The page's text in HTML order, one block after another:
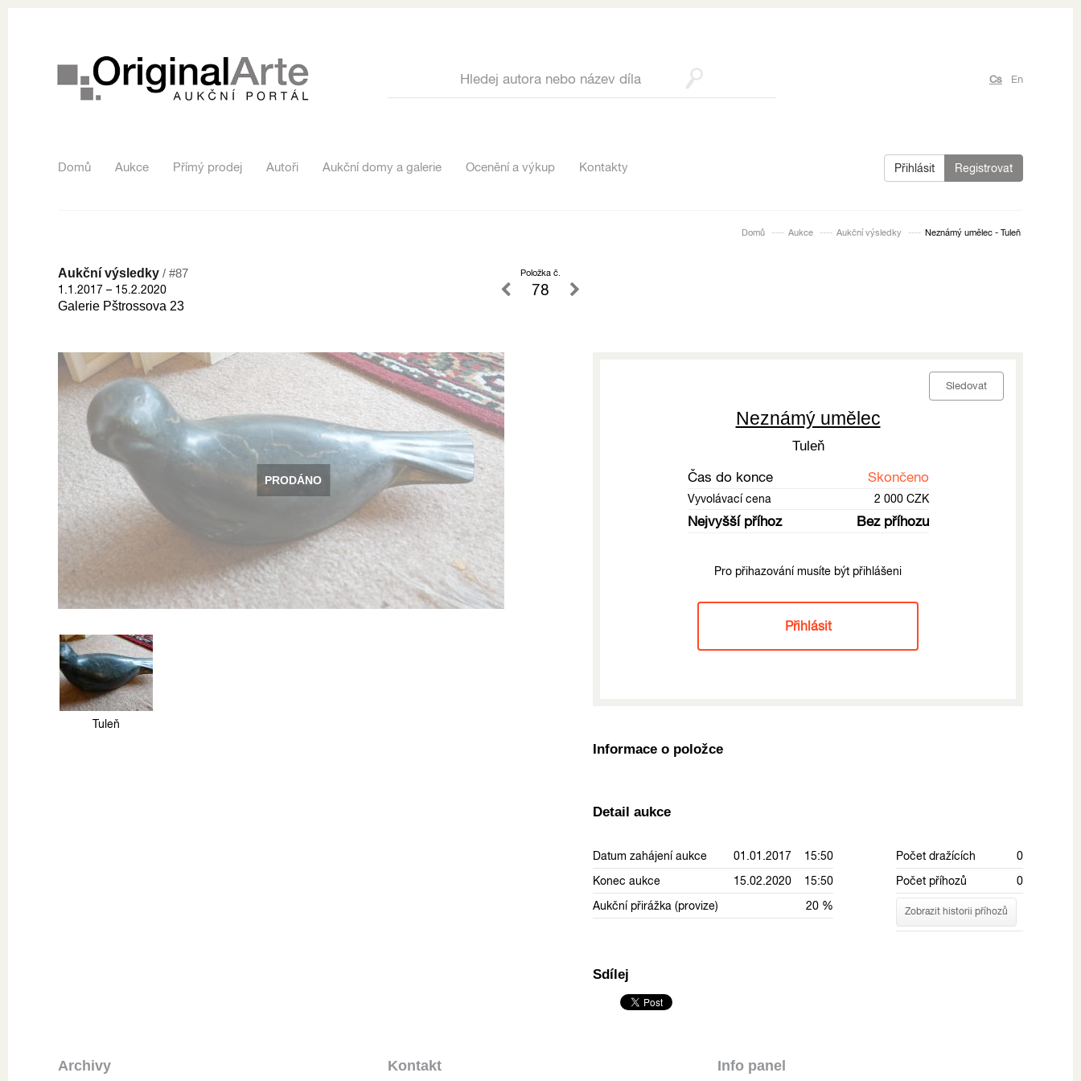
Cs En
Domů Aukce Přímý prodej Autoři Aukční domy a galerie Ocenění a výkup Kontakty Přihlásit Registrovat
Domů Aukce Aukční výsledky Neznámý umělec - Tuleň
Aukční výsledky / #87
1.1.2017 – 15.2.2020
Galerie Pštrossova 23
Položka č.
78
PRODÁNO
Tuleň
Sledovat
Neznámý umělec
Tuleň
Čas do konce Skončeno
Vyvolávací cena 2 000 CZK
Nejvyšší příhoz Bez příhozu
Pro přihazování musíte být přihlášeni
Přihlásit
Informace o položce
Detail aukce
Datum zahájení aukce
01.01.2017 15:50
Konec aukce
15.02.2020 15:50
Aukční přirážka (provize)
20 %
Počet dražících
0
Počet příhozů
0
Zobrazit historii příhozů
Sdílej
Archivy Kontakt Info panel